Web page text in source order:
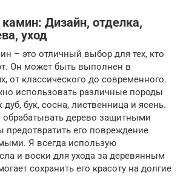
Дизайн, отделка,
уход
– это отличный выбор для тех, кто
Он может быть выполнен в
от классического до современного.
использовать различные породы
дуб, бук, сосна, лиственница и ясень.
обрабатывать дерево защитными
предотвратить его повреждение
Я всегда использую
и воски для ухода за деревянным
сохранить его красоту на долгие